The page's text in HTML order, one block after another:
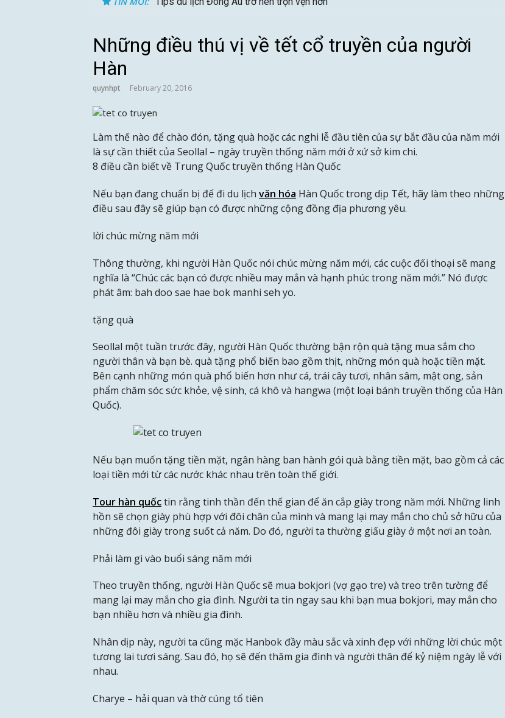
Những điều thú vị về tết cổ truyền của người
Hàn
quynhpt February 20, 2016
Làm thế nào để chào đón, tặng quà hoặc các nghi lễ đầu tiên của sự bắt đầu của năm mới
là sự cần thiết của Seollal – ngày truyền thống năm mới ở xứ sở kim chi.
8 điều cần biết về Trung Quốc truyền thống Hàn Quốc
Nếu bạn đang chuẩn bị để đi du lịch văn hóa Hàn Quốc trong dịp Tết, hãy làm theo những
điều sau đây sẽ giúp bạn có được những cộng đồng địa phương yêu.
lời chúc mừng năm mới
Thông thường, khi người Hàn Quốc nói chúc mừng năm mới, các cuộc đối thoại sẽ mang
nghĩa là “Chúc các bạn có được nhiều may mắn và hạnh phúc trong năm mới.” Nó được
phát âm: bah doo sae hae bok manhi seh yo.
tặng quà
Seollal một tuần trước đây, người Hàn Quốc thường bận rộn quà tặng mua sắm cho
người thân và bạn bè. quà tặng phổ biến bao gồm thịt, những món quà hoặc tiền mặt.
Bên cạnh những món quà phổ biến hơn như cá, trái cây tươi, nhân sâm, mật ong, sản
phẩm chăm sóc sức khỏe, vệ sinh, cá khô và hangwa (một loại bánh truyền thống của Hàn
Quốc).
Nếu bạn muốn tặng tiền mặt, ngân hàng ban hành gói quà bằng tiền mặt, bao gồm cả các
loại tiền mới từ các nước khác nhau trên toàn thế giới.
Tour hàn quốctin rằng tinh thần đến thế gian để ăn cắp giày trong năm mới. Những linh
hồn sẽ chọn giày phù hợp với đôi chân của mình và mang lại may mắn cho chủ sở hữu của
những đôi giày trong suốt cả năm. Do đó, người ta thường giấu giày ở một nơi an toàn.
Phải làm gì vào buổi sáng năm mới
Theo truyền thống, người Hàn Quốc sẽ mua bokjori (vợ gạo tre) và treo trên tường để
mang lại may mắn cho gia đình. Người ta tin ngay sau khi bạn mua bokjori, may mắn cho
bạn nhiều hơn và nhiều gia đình.
Nhân dịp này, người ta cũng mặc Hanbok đầy màu sắc và xinh đẹp với những lời chúc một
tương lai tươi sáng. Sau đó, họ sẽ đến thăm gia đình và người thân để kỷ niệm ngày lễ với
nhau.
Charye – hải quan và thờ cúng tổ tiên